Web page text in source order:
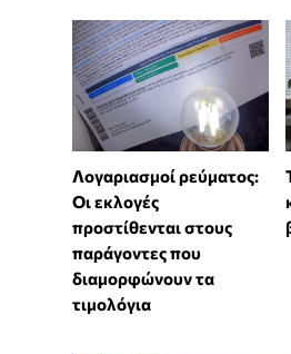
Λογαριασμοί ρεύματος:
Οι εκλογές
προστίθενται στους
παράγοντες που
διαμορφώνουν τα
τιμολόγια